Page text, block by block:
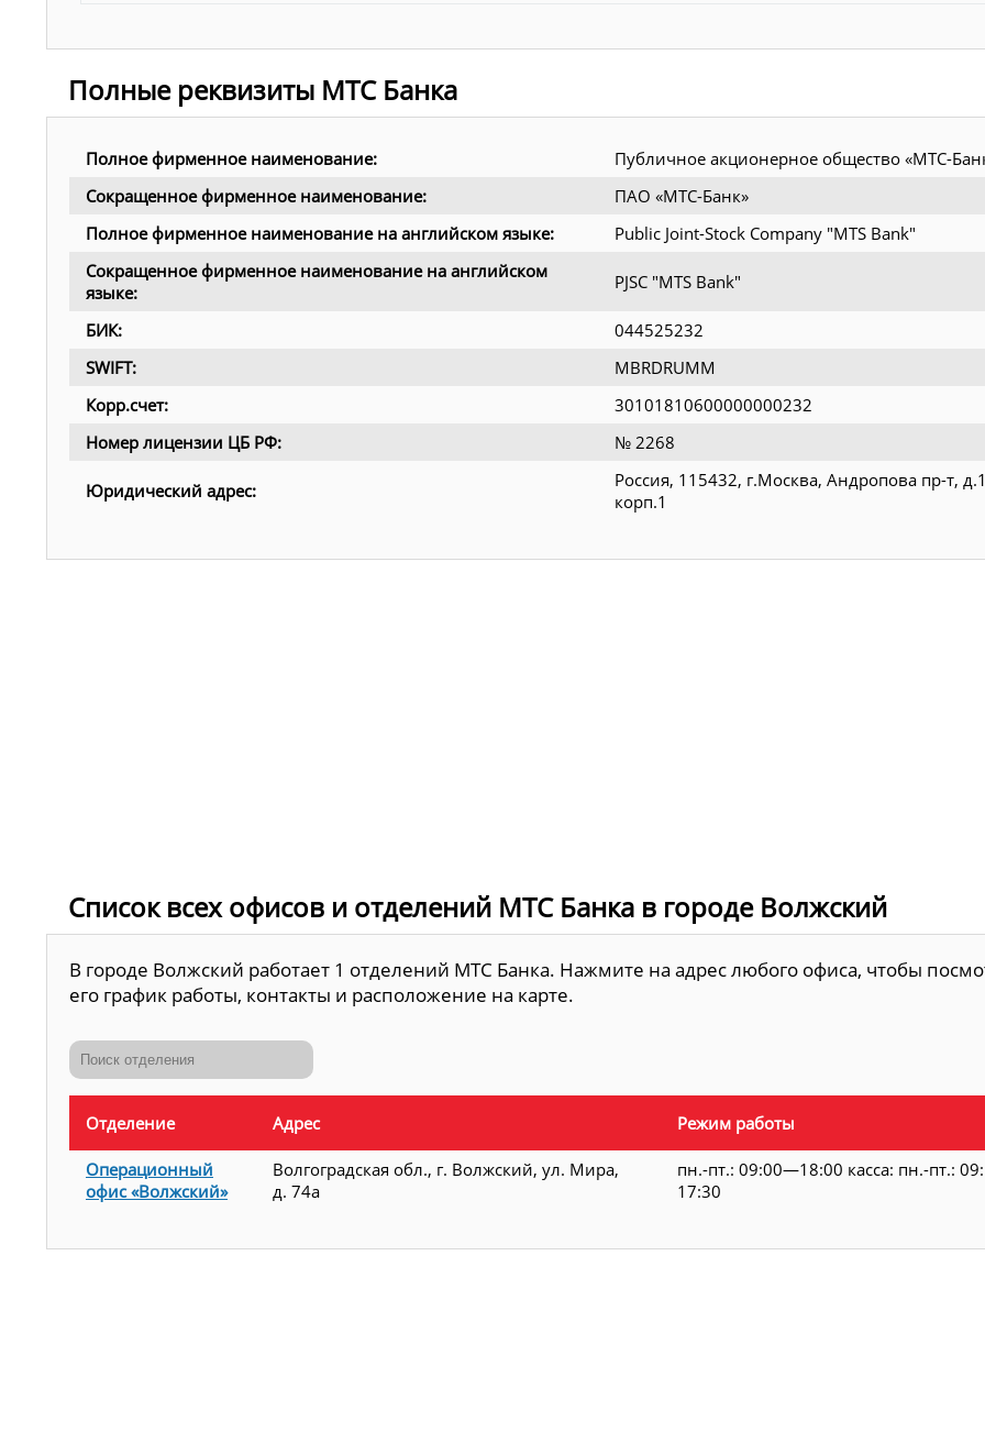
Полные реквизиты МТС Банка
Полное фирменное наименование:
Публичное акционерное общество «МТС-
Сокращенное фирменное наименование:
ПАО «МТС-Банк»
Полное фирменное наименование на английском языке:
Public Joint-Stock Company "MTS Bank"
Сокращенное фирменное наименование на английском
языке:
PJSC "MTS Bank"
БИК:
044525232
SWIFT:
MBRDRUMM
Корр.счет:
30101810600000000232
Номер лицензии ЦБ РФ:
№ 2268
Юридический адрес:
Россия, 115432, г.Москва, Андропова пр-т,
корп.1
Список всех офисов и отделений МТС Банка в городе Волжский
В городе Волжский работает 1 отделений МТС Банка. Нажмите на адрес любого офиса, чтобы
его график работы, контакты и расположение на карте.
Отделение Адрес Режим работы
Операционный
офис «Волжский»
Волгоградская обл., г. Волжский, ул. Мира,
д. 74а
пн.-пт.: 09:00—18:00 касса: пн.-пт.:
17:30